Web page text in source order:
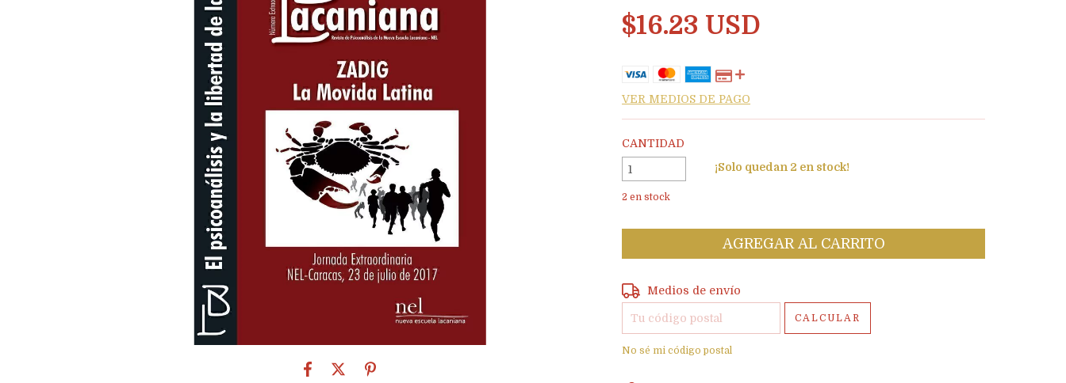
$16.23 USD
VER MEDIOS DE PAGO
CANTIDAD
2 en stock
¡Solo quedan 2 en stock!
Entregas para el CP:
Medios de envío
CALCULAR
No sé mi código postal